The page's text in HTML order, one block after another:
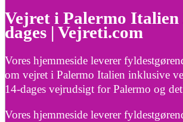
Vejret i Palermo Italien
dages | Vejreti.com
Vores hjemmeside leverer
om vejret i Palermo Italien inklusive
14-dages vejrudsigt for Palermo og
Vores hjemmeside leverer